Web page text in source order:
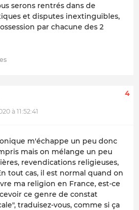
serons rentrés dans de
et disputes inextinguibles,
par chacune des 2
à 11:52:41
4
m'échappe un peu donc
mais on mélange un peu
revendications religieuses,
tout cas, il est normal quand on
ma religion en France, est-ce
ce genre de constat
traduisez-vous, comme si ça